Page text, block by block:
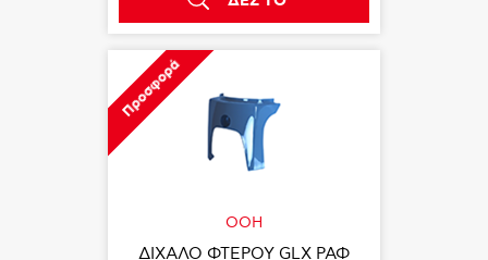
Προσφορά
OOH
ΔΙΧΑΛΟ ΦΤΕΡΟΥ GLX ΡΑΦ